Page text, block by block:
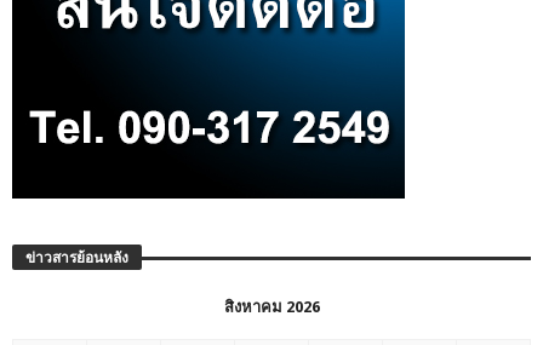
ข่าวสารย้อนหลัง
สิงหาคม 2026